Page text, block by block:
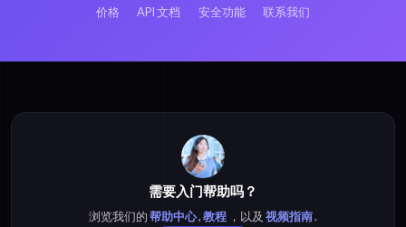
价格 API 文档 安全功能 联系我们
需要入门帮助吗？
浏览我们的帮助中心,教程 ，以及 视频指南.